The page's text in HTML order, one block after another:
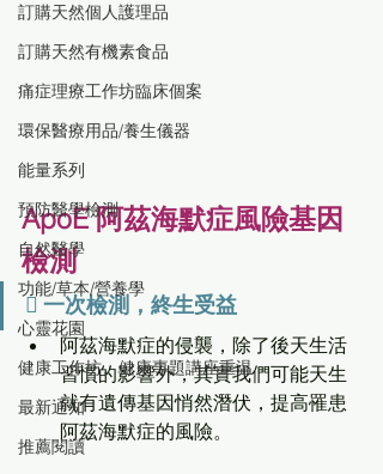
訂購天然個人護理品
訂購天然有機素食品
痛症理療工作坊臨床個案
環保醫療用品/養生儀器
能量系列
預防醫學檢測
自然醫學
功能/草本/營養學
心靈花園
健康工作坊、健康專題講座重温
最新通知
推薦閱讀
ApoE 阿茲海默症風險基因
檢測
 一次檢測，終生受益
阿茲海默症的侵襲，除了後天生活
習慣的影響外，其實我們可能天生
就有遺傳基因悄然潛伏，提高罹患
阿茲海默症的風險。